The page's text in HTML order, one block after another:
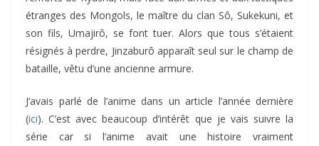
étranges des Mongols, le maître du clan Sô, Sukekuni, et
son fils, Umajirô, se font tuer. Alors que tous s’étaient
résignés à perdre, Jinzaburô apparaît seul sur le champ de
bataille, vêtu d’une ancienne armure.
J’avais parlé de l’anime dans un article l’année dernière
(ici). C’est avec beaucoup d’intérêt que je vais suivre la
série car si l’anime avait une histoire vraiment